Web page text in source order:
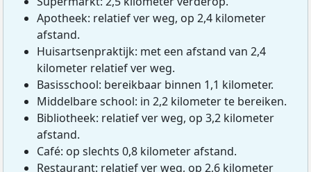
Apotheek: relatief ver weg, op 2,4 kilometer
afstand.
Huisartsenpraktijk: met een afstand van 2,4
kilometer relatief ver weg.
Basisschool: bereikbaar binnen 1,1 kilometer.
Middelbare school: in 2,2 kilometer te bereiken.
Bibliotheek: relatief ver weg, op 3,2 kilometer
afstand.
Café: op slechts 0,8 kilometer afstand.
Restaurant: relatief ver weg, op 2,6 kilometer